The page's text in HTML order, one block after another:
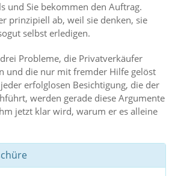
und Sie bekommen den Auftrag.
prinzipiell ab, weil sie denken, sie
selbst erledigen.
Probleme, die Privatverkäufer
und die nur mit fremder Hilfe gelöst
erfolglosen Besichtigung, die der
werden gerade diese Argumente
jetzt klar wird, warum er es alleine